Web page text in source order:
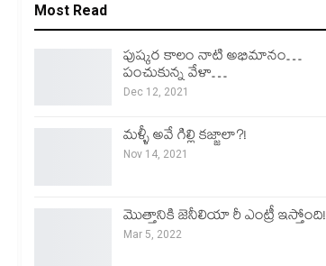
Most Read
పుష్కర కాలం నాటి అభిమానం…
పంచుకున్న వేళా…
Dec 12, 2021
మళ్ళీ అవే గిల్లి కజ్జాలా?!
Nov 14, 2021
మొత్తానికి జెనీలియా రీ ఎంట్రీ ఇస్తోంది!
Mar 5, 2022